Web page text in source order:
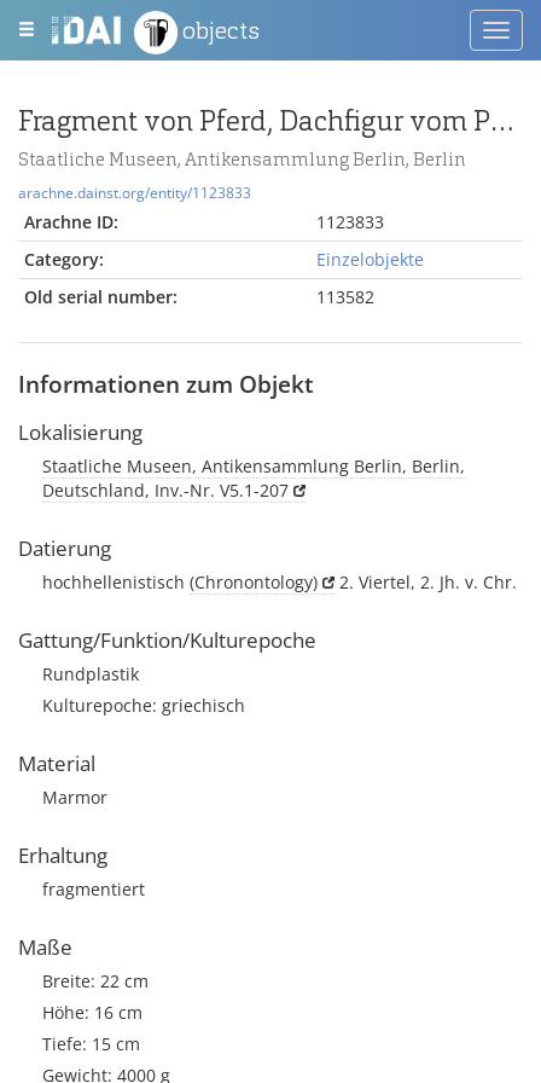
objects
Fragment von Pferd, Dachfigur vom Pergamonaltar
Staatliche Museen, Antikensammlung Berlin, Berlin
arachne.dainst.org/entity/1123833
Arachne ID:
1123833
Category:
Einzelobjekte
Old serial number:
113582
Informationen zum Objekt
Lokalisierung
Staatliche Museen, Antikensammlung Berlin, Berlin,
Deutschland, Inv.-Nr. V5.1-207
Datierung
hochhellenistisch (Chronontology) 2. Viertel, 2. Jh. v. Chr.
Gattung/Funktion/Kulturepoche
Rundplastik
Kulturepoche: griechisch
Material
Marmor
Erhaltung
fragmentiert
Maße
Breite: 22 cm
Höhe: 16 cm
Tiefe: 15 cm
Gewicht: 4000 g